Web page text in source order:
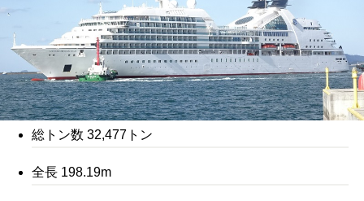
総トン数 32,477トン
全長 198.19m